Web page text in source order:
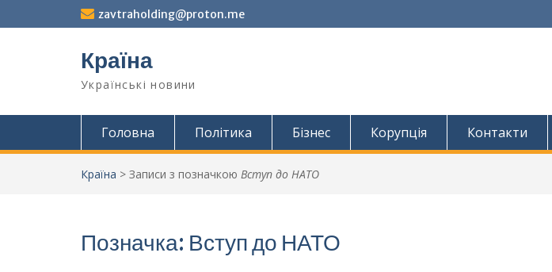
до
zavtraholding@proton.me
Країна
Українські новини
Головна Політика Бізнес Корупція Контакти
Країна > Записи з позначкою Вступ до НАТО
Позначка: Вступ до НАТО